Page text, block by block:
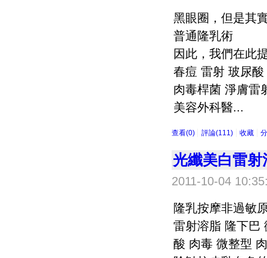
黑眼圈，但是其
普通隆乳術
因此，我們在此
春痘 雷射 玻尿
肉毒桿菌 淨膚雷
美容外科醫...
查看(0) 評論(111) 收藏
光纖美白雷
2011-10-04
隆乳按摩非過敏
雷射溶脂 隆下巴
酸 肉毒 微整型